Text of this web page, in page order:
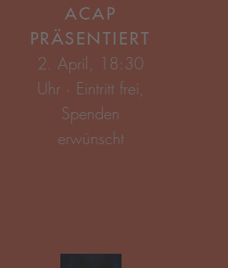
ACAP
PRÄSENTIERT